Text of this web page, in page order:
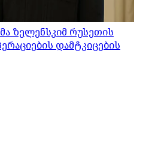
ზელენსკიმ რუსეთის
დამტკიცების